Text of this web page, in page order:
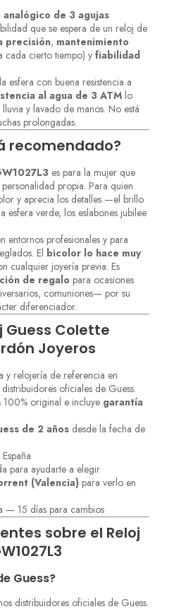
de 3 agujas
que se espera de un reloj de
precisión, mantenimiento
cada cierto tiempo) y fiabilidad
esfera con buena resistencia a
al agua de 3 ATM lo
y lavado de manos. No está
prolongadas.
recomendado?
es para la mujer que
propia. Para quien
y aprecia los detalles —el brillo
esfera verde, los eslabones jubilee
entornos profesionales y para
El bicolor lo hace muy
cualquier joyería previa. Es
de regalo para ocasiones
comuniones— por su
diferenciador.
Guess Colette
Joyeros
y relojería de referencia en
oficiales de Guess.
100% original e incluye garantía
de 2 años desde la fecha de
para ayudarte a elegir
(Valencia) para verlo en
— 15 días para cambios
sobre el Reloj
Guess?
distribuidores oficiales de Guess.